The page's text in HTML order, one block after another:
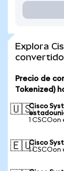
Explora
Precio de
Tokenized)
🇺🇸Cisco
1 CSCOon
🇪🇺Cisco
1